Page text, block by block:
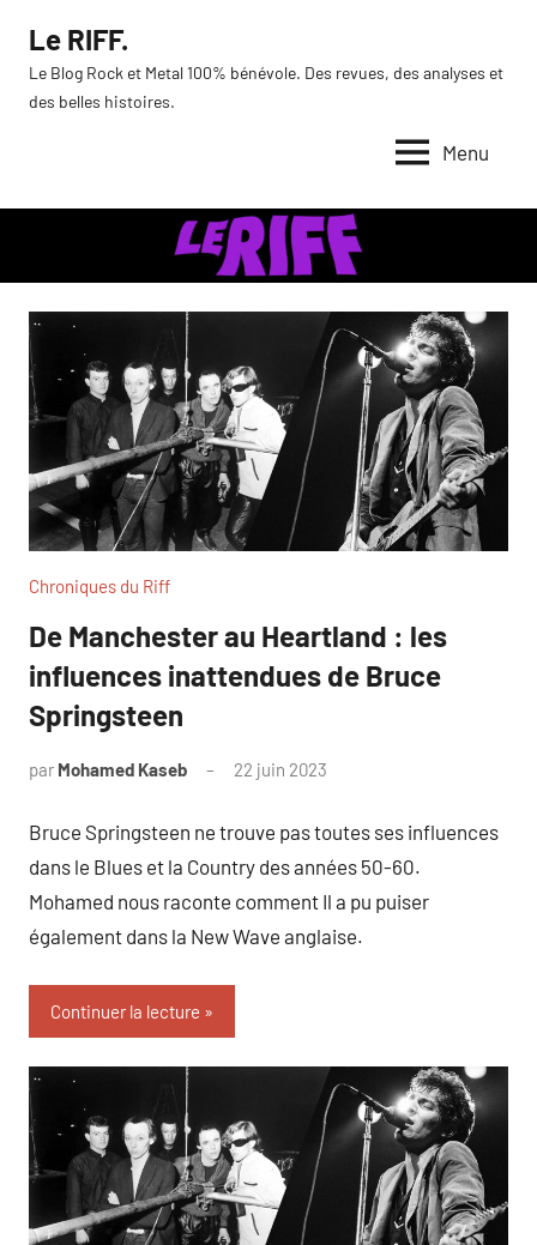
contenu
Le RIFF.
Le Blog Rock et Metal 100% bénévole. Des revues, des analyses et
des belles histoires.
Menu
Chroniques du Riff
De Manchester au Heartland : les
influences inattendues de Bruce
Springsteen
par Mohamed Kaseb 22 juin 2023
Bruce Springsteen ne trouve pas toutes ses influences
dans le Blues et la Country des années 50-60.
Mohamed nous raconte comment Il a pu puiser
également dans la New Wave anglaise.
Continuer la lecture